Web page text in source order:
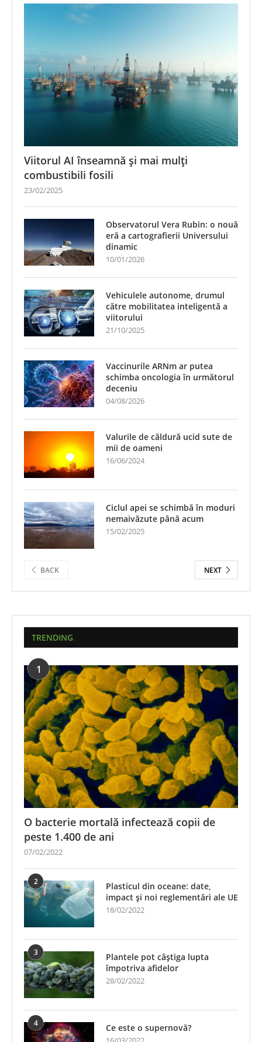
Viitorul AI înseamnă și mai mulți
combustibili fosili
23/02/2025
Observatorul Vera Rubin: o nouă
eră a cartografierii Universului
dinamic
10/01/2026
Vehiculele autonome, drumul
către mobilitatea inteligentă a
viitorului
21/10/2025
Vaccinurile ARNm ar putea
schimba oncologia în următorul
deceniu
04/08/2026
Valurile de căldură ucid sute de
mii de oameni
16/06/2024
Ciclul apei se schimbă în moduri
nemaivăzute până acum
15/02/2025
BACK NEXT
TRENDING
1
O bacterie mortală infectează copii de
peste 1.400 de ani
07/02/2022
2
Plasticul din oceane: date,
impact și noi reglementări ale UE
18/02/2022
3
Plantele pot câștiga lupta
împotriva afidelor
28/02/2022
4 Ce este o supernovă?